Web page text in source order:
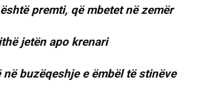
premti, që mbetet në zemër
jetën apo krenari
në buzëqeshje e ëmbël të stinëve